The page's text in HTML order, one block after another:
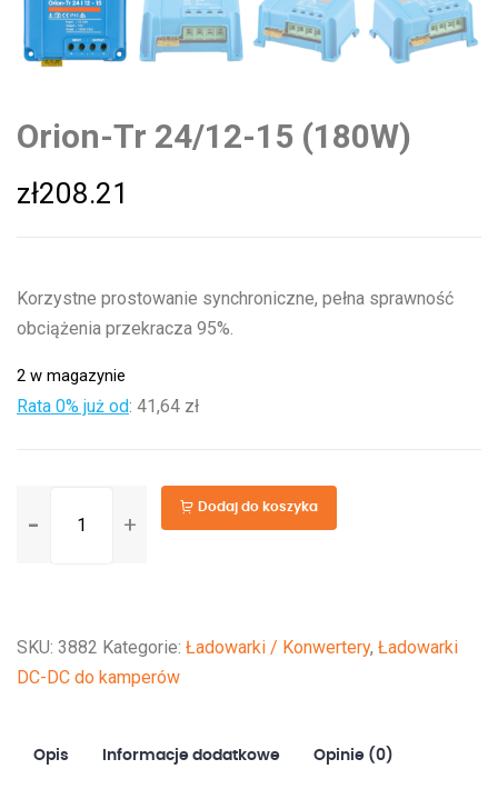
Orion-Tr 24/12-15 (180W)
zł208.21
Korzystne prostowanie synchroniczne, pełna sprawność
obciążenia przekracza 95%.
2 w magazynie
Rata 0% już od: 41,64 zł
Orion-
(180W)
Dodaj do koszyka
SKU: 3882 Kategorie: Ładowarki / Konwertery, Ładowarki
DC-DC do kamperów
Opis Informacje dodatkowe Opinie (0)